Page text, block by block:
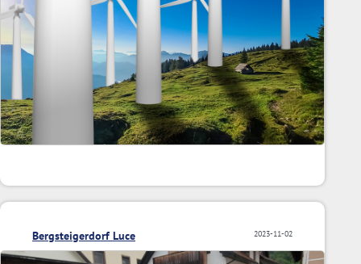
2023-11-02
Bergsteigerdorf Luce